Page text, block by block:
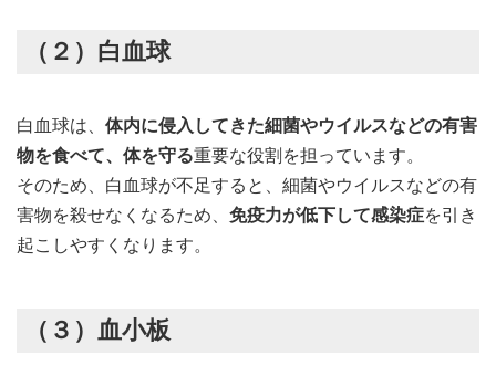
（２）白血球
白血球は、 体内に侵入してきた細菌やウイルスなどの有害
物を食べて、体を守る重要な役割を担っています。
そのため、白血球が不足すると、細菌やウイルスなどの有
害物を殺せなくなるため、 免疫力が低下して感染症を引き
起こしやすくなります。
（３）血小板